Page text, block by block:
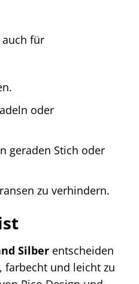
für
oder
geraden Stich oder
zu verhindern.
Silber entscheiden
farbecht und leicht zu